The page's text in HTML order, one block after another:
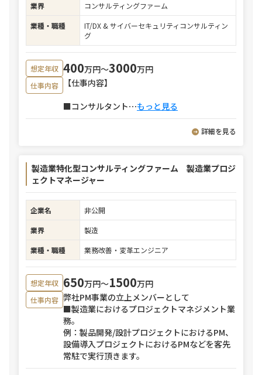
業界
コンサルティングファーム
業種・職種
IT/DX & サイバーセキュリティコンサルティン
グ
想定年収 400万円〜3000万円
仕事内容
【仕事内容】
■コンサルタント⋯もっと見る
詳細を見る
製造業特化型コンサルティングファーム 製造業プロジ
ェクトマネージャー
企業名
非公開
業界
製造
業種・職種
業務改善・変革エンジニア
想定年収 650万円〜1500万円
仕事内容 弊社PM事業の立上メンバーとして
■製造業におけるプロジェクトマネジメント業
務。
例：製品開発/設計プロジェクトにおけるPM、
設備導入プロジェクトにおけるPMなどを客先
常駐で実行頂きます。